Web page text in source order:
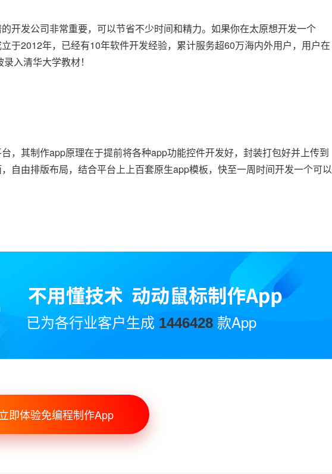
开发公司非常重要，可以节省不少时间和精力。如果你在太原想开发一个
于2012年，已经有10年软件开发经验，累计服务超60万海内外用户，用户在
入清华大学教材！
其制作app原理在于提前将各种app功能控件开发好，封装打包好并上传到
自由排版布局，结合平台上上百套原生app模板，快至一周时间开发一个可以
已为各行业客户生成 1446428 款App
即体验免编程制作App